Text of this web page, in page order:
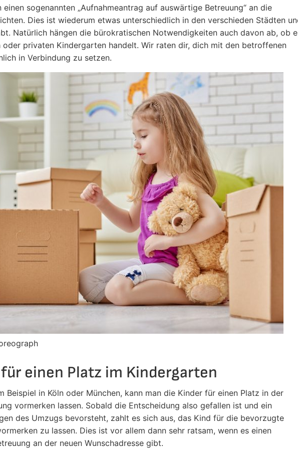
einen sogenannten „Aufnahmeantrag auf auswärtige Betreuung“ an die
Dies ist wiederum etwas unterschiedlich in den verschieden Städten
Natürlich hängen die bürokratischen Notwendigkeiten auch davon ab, ob
oder privaten Kindergarten handelt. Wir raten dir, dich mit den betroffenen
in Verbindung zu setzen.
einen Platz im Kindergarten
Beispiel in Köln oder München, kann man die Kinder für einen Platz in der
vormerken lassen. Sobald die Entscheidung also gefallen ist und ein
des Umzugs bevorsteht, zahlt es sich aus, das Kind für die bevorzugte
zu lassen. Dies ist vor allem dann sehr ratsam, wenn es einen
an der neuen Wunschadresse gibt.